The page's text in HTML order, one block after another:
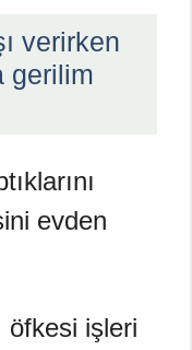
verirken
gerilim
evden
öfkesi işleri